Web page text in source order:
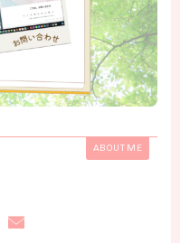
知らせ
ABOUT ME